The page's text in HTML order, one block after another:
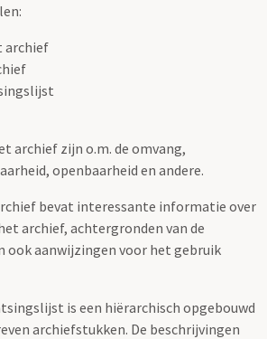
archief
archief zijn o.m. de omvang,
openbaarheid en andere.
bevat interessante informatie over
archief, achtergronden van de
ook aanwijzingen voor het gebruik
is een hiërarchisch opgebouwd
archiefstukken. De beschrijvingen